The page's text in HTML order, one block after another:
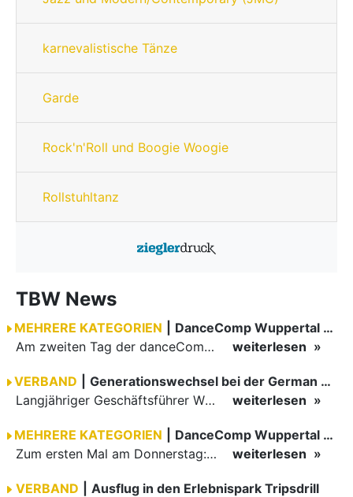
karnevalistische Tänze
Garde
Rock'n'Roll und Boogie Woogie
Rollstuhltanz
TBW News
MEHRERE KATEGORIEN
DanceComp Wuppertal 2026
Am zweiten Tag der danceComp starteten die Turniere im großen Saal. Den Auftakt machte das größte Feld des Wochenendes: Im WDSF Open Senior III Standard gingen 141 Paare aufs Parkett.
weiterlesen
VERBAND
Generationswechsel bei der German Open Championships…
Langjähriger Geschäftsführer Wilfried Scheible übergibt Verantwortung an Stephen Harnisch und Bernd Roßnagel Stuttgart, den 30. Juni 2026.
weiterlesen
MEHRERE KATEGORIEN
DanceComp Wuppertal 2026
Zum ersten Mal am Donnerstag: erster Tag der danceComp
weiterlesen
VERBAND
Ausflug in den Erlebnispark Tripsdrill